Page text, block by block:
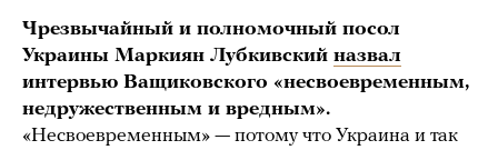
Чрезвычайный и полномочный посол
Украины Маркиян Лубкивский назвал
интервью Ващиковского «несвоевременным,
недружественным и вредным».
«Несвоевременным» — потому что Украина и так